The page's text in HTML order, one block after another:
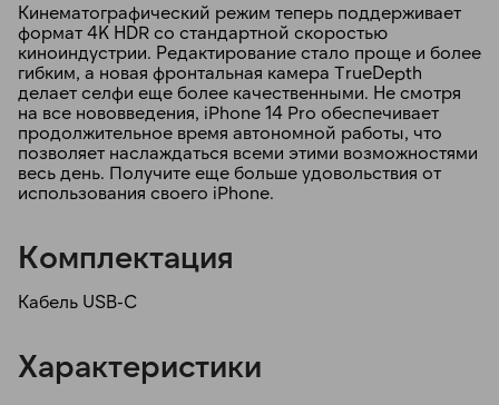
Кинематографический режим теперь поддерживает
формат 4K HDR со стандартной скоростью
киноиндустрии. Редактирование стало проще и более
гибким, а новая фронтальная камера TrueDepth
делает селфи еще более качественными. Не смотря
на все нововведения, iPhone 14 Pro обеспечивает
продолжительное время автономной работы, что
позволяет наслаждаться всеми этими возможностями
весь день. Получите еще больше удовольствия от
использования своего iPhone.
Комплектация
Кабель USB-C
Характеристики